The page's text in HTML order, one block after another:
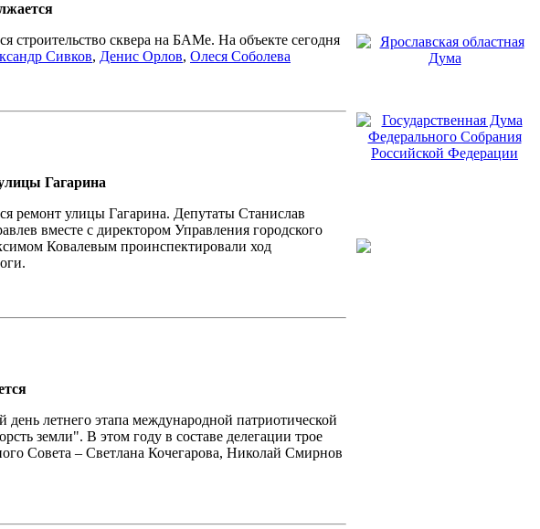
строительство сквера на БАМе. На объекте сегодня
Сивков, Денис Орлов, Олеся Соболева
Гагарина
ремонт улицы Гагарина. Депутаты Станислав
вместе с директором Управления городского
Ковалевым проинспектировали ход
день летнего этапа международной патриотической
земли". В этом году в составе делегации трое
Совета – Светлана Кочегарова, Николай Смирнов